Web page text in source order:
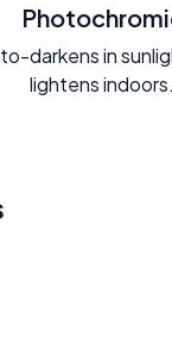
darkens in
lightens